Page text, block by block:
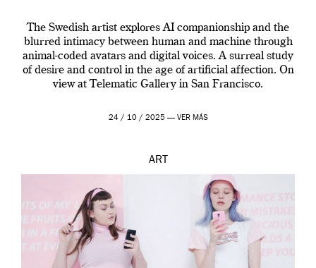
The Swedish artist explores AI companionship and the
blurred intimacy between human and machine through
animal-coded avatars and digital voices. A surreal study
of desire and control in the age of artificial affection. On
view at Telematic Gallery in San Francisco.
24 / 10 / 2025 — VER MÁS
ART